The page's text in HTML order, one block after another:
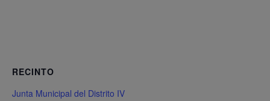
RECINTO
Junta Municipal del Distrito IV